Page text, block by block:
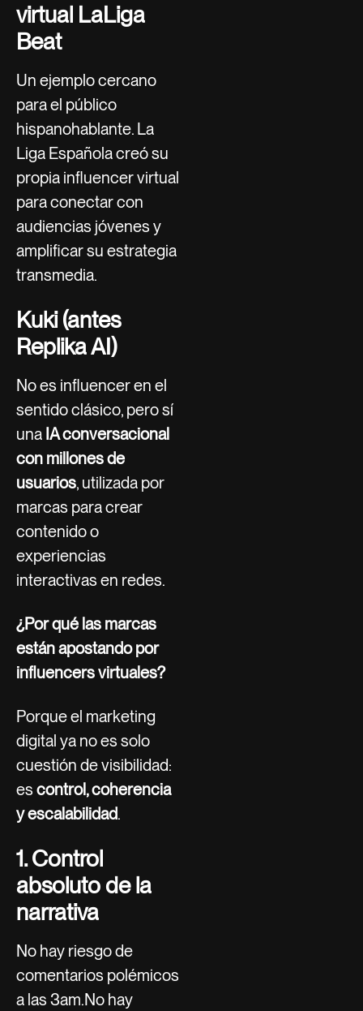
virtual LaLiga
Beat
Un ejemplo cercano
para el público
hispanohablante. La
Liga Española creó su
propia influencer virtual
para conectar con
audiencias jóvenes y
amplificar su estrategia
transmedia.
Kuki (antes
Replika AI)
No es influencer en el
sentido clásico, pero sí
una IA conversacional
con millones de
usuarios, utilizada por
marcas para crear
contenido o
experiencias
interactivas en redes.
¿Por qué las marcas
están apostando por
influencers virtuales?
Porque el marketing
digital ya no es solo
cuestión de visibilidad:
es control, coherencia
y escalabilidad.
1. Control
absoluto de la
narrativa
No hay riesgo de
comentarios polémicos
a las 3am.No hay